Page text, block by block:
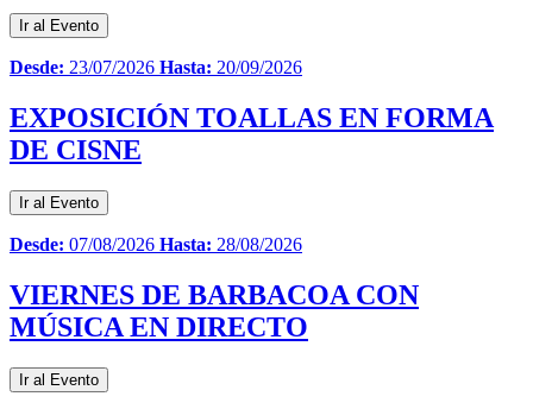
Ir al Evento
Desde: 23/07/2026 Hasta: 20/09/2026
EXPOSICIÓN TOALLAS EN FORMA
DE CISNE
Ir al Evento
Desde: 07/08/2026 Hasta: 28/08/2026
VIERNES DE BARBACOA CON
MÚSICA EN DIRECTO
Ir al Evento